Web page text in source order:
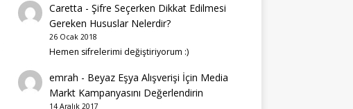
Caretta -Şifre Seçerken Dikkat Edilmesi
Gereken Hususlar Nelerdir?
26 Ocak 2018
Hemen sifrelerimi değiştiriyorum :)
emrah - Beyaz Eşya Alışverişi İçin Media
Markt Kampanyasını Değerlendirin
14 Aralık 2017